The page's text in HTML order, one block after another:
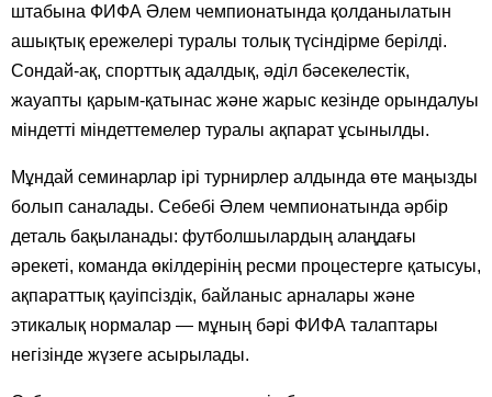
штабына ФИФА Әлем чемпионатында қолданылатын
ашықтық ережелері туралы толық түсіндірме берілді.
Сондай-ақ, спорттық адалдық, әділ бәсекелестік,
жауапты қарым-қатынас және жарыс кезінде орындалуы
міндетті міндеттемелер туралы ақпарат ұсынылды.
Мұндай семинарлар ірі турнирлер алдында өте маңызды
болып саналады. Себебі Әлем чемпионатында әрбір
деталь бақыланады: футболшылардың алаңдағы
әрекеті, команда өкілдерінің ресми процестерге қатысуы,
ақпараттық қауіпсіздік, байланыс арналары және
этикалық нормалар — мұның бәрі ФИФА талаптары
негізінде жүзеге асырылады.